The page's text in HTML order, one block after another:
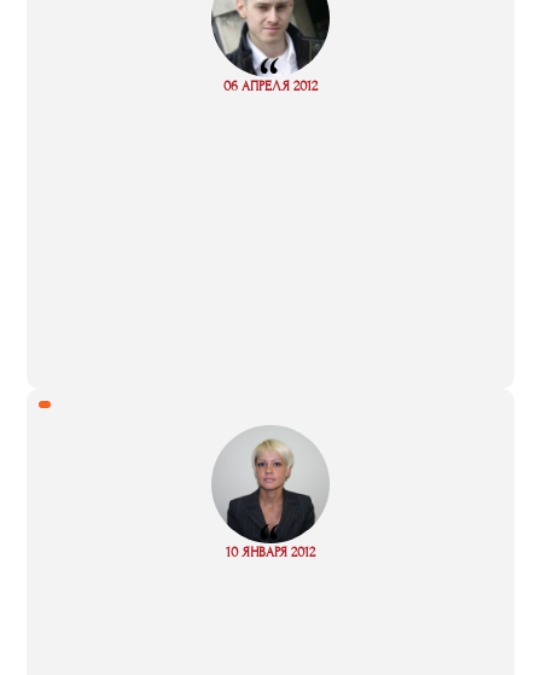
“
06 АПРЕЛЯ 2012
Read
“
10 ЯНВАРЯ 2012
Read